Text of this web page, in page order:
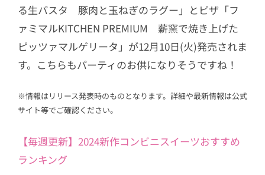
る生パスタ 豚肉と玉ねぎのラグー」とピザ「フ
ァミマルKITCHEN PREMIUM 薪窯で焼き上げた
ピッツァマルゲリータ」が12月10日(火)発売されま
す。こちらもパーティのお供になりそうですね！
※情報はリリース発表時のものとなります。詳細や最新情報は公式
サイト等でご確認ください。
【毎週更新】2024新作コンビニスイーツおすすめ
ランキング